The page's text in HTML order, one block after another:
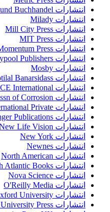
انتشارات Meyer & Meyer Fachverlag und Buchhandel
انتشارات Milady
انتشارات Mill City Press
انتشارات MIT Press
انتشارات Momentum Press
انتشارات Morgan and Claypool Publishers
انتشارات Mosby
انتشارات Motilal Banarsidass
انتشارات NACE International
انتشارات Natl Assn of Corrosion
انتشارات New Age International Private
انتشارات New Harbinger Publications
انتشارات New Life Vision
انتشارات New York
انتشارات Newnes
انتشارات North American
انتشارات North Atlantic Books
انتشارات Nova Science
انتشارات O'Reilly Media
انتشارات Oxford University
انتشارات Oxford University Press